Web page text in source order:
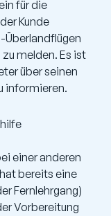
für die
Kunde
melden. Es ist
über seinen
informieren.
einer anderen
bereits eine
Fernlehrgang)
Vorbereitung